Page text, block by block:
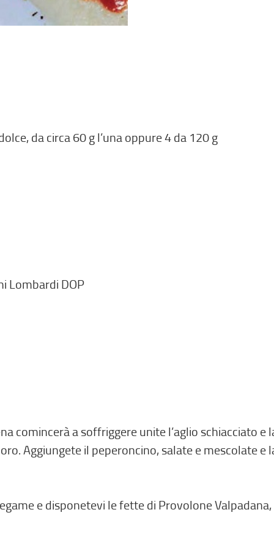
da circa 60 g l’una oppure 4 da 120 g
Lombardi DOP
comincerà a soffriggere unite l’aglio schiacciato
Aggiungete il peperoncino, salate e mescolate e
e disponetevi le fette di Provolone